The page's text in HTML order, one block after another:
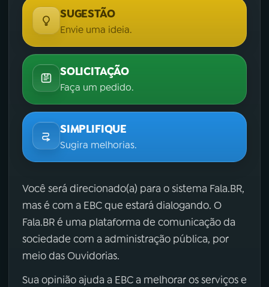
SUGESTÃO
Envie uma ideia.
SOLICITAÇÃO
Faça um pedido.
SIMPLIFIQUE
Sugira melhorias.
Você será direcionado(a) para o sistema Fala.BR,
mas é com a EBC que estará dialogando. O
Fala.BR é uma plataforma de comunicação da
sociedade com a administração pública, por
meio das Ouvidorias.
Sua opinião ajuda a EBC a melhorar os serviços e